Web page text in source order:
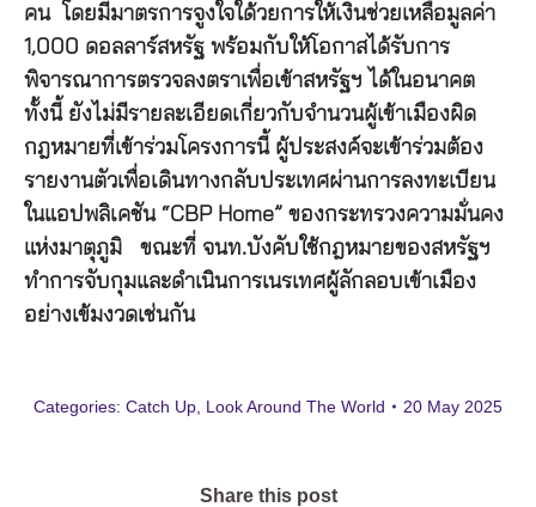
คน โดยมีมาตรการจูงใจใด้วยการให้เงินช่วยเหลือมูลค่า
1,000 ดอลลาร์สหรัฐ พร้อมกับให้โอกาสได้รับการ
พิจารณาการตรวจลงตราเพื่อเข้าสหรัฐฯ ได้ในอนาคต
ทั้งนี้ ยังไม่มีรายละเอียดเกี่ยวกับจำนวนผู้เข้าเมืองผิด
กฎหมายที่เข้าร่วมโครงการนี้ ผู้ประสงค์จะเข้าร่วมต้อง
รายงานตัวเพื่อเดินทางกลับประเทศผ่านการลงทะเบียน
ในแอปพลิเคชัน “CBP Home” ของกระทรวงความมั่นคง
แห่งมาตุภูมิ ขณะที่ จนท.บังคับใช้กฎหมายของสหรัฐฯ
ทำการจับกุมและดำเนินการเนรเทศผู้ลักลอบเข้าเมือง
อย่างเข้มงวดเช่นกัน
Categories: Catch Up Look Around The World 20 May 2025
Share this post